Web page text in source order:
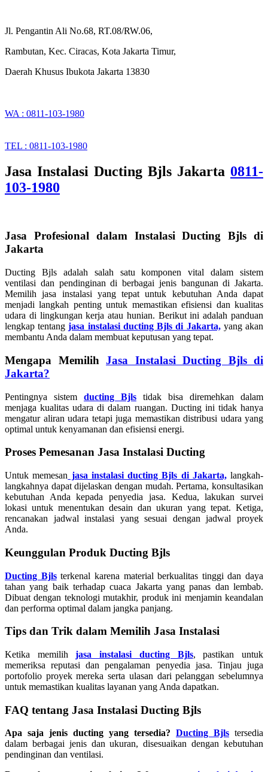
Jl. Pengantin Ali No.68, RT.08/RW.06,
Rambutan, Kec. Ciracas, Kota Jakarta Timur,
Daerah Khusus Ibukota Jakarta 13830
WA : 0811-103-1980
TEL : 0811-103-1980
Jasa Instalasi Ducting Bjls Jakarta 0811-
103-1980
Jasa Profesional dalam Instalasi Ducting Bjls di
Jakarta
Ducting Bjls adalah salah satu komponen vital dalam sistem
ventilasi dan pendinginan di berbagai jenis bangunan di Jakarta.
Memilih jasa instalasi yang tepat untuk kebutuhan Anda dapat
menjadi langkah penting untuk memastikan efisiensi dan kualitas
udara di lingkungan kerja atau hunian. Berikut ini adalah panduan
lengkap tentangjasa instalasi ducting Bjls di Jakarta,yang akan
membantu Anda dalam membuat keputusan yang tepat.
Mengapa Memilih Jasa Instalasi Ducting Bjls di
Jakarta?
Pentingnya sistem ducting Bjls tidak bisa diremehkan dalam
menjaga kualitas udara di dalam ruangan. Ducting ini tidak hanya
mengatur aliran udara tetapi juga memastikan distribusi udara yang
optimal untuk kenyamanan dan efisiensi energi.
Proses Pemesanan Jasa Instalasi Ducting
Untuk memesan jasa instalasi ducting Bjls di Jakarta,langkah-
langkahnya dapat dijelaskan dengan mudah. Pertama, konsultasikan
kebutuhan Anda kepada penyedia jasa. Kedua, lakukan survei
lokasi untuk menentukan desain dan ukuran yang tepat. Ketiga,
rencanakan jadwal instalasi yang sesuai dengan jadwal proyek
Anda.
Keunggulan Produk Ducting Bjls
Ducting Bjlsterkenal karena material berkualitas tinggi dan daya
tahan yang baik terhadap cuaca Jakarta yang panas dan lembab.
Dibuat dengan teknologi mutakhir, produk ini menjamin keandalan
dan performa optimal dalam jangka panjang.
Tips dan Trik dalam Memilih Jasa Instalasi
Ketika memilihjasa instalasi ducting Bjls, pastikan untuk
memeriksa reputasi dan pengalaman penyedia jasa. Tinjau juga
portofolio proyek mereka serta ulasan dari pelanggan sebelumnya
untuk memastikan kualitas layanan yang Anda dapatkan.
FAQ tentang Jasa Instalasi Ducting Bjls
Apa saja jenis ducting yang tersedia? Ducting Bjls tersedia
dalam berbagai jenis dan ukuran, disesuaikan dengan kebutuhan
pendinginan dan ventilasi.